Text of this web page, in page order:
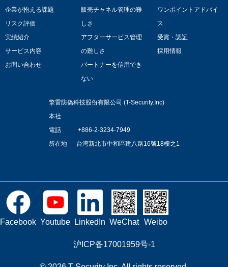
企業が抱える課題
リスク評価
実績紹介
サービス内容
お問い合わせ
販売チャネル管理の難
しさ
アフターサービス管理
の難しさ
パートナーを信用でき
ない
ワンポイントアドバイ
ス
受賞・認証
採用情報
擎雷防偽科技股份有限公司 (T-Security.Inc)
本社
電話 +886-2-3234-7949
所在地
台湾新北市中和區建八路16號18樓之1
Facebook Youtube LinkedIn WeChat Weibo
沪ICP备17001959号-1